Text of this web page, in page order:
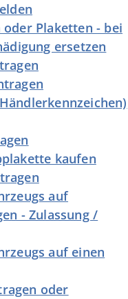
Plaketten - bei
ersetzen
kaufen
auf
- Zulassung /
auf einen
oder